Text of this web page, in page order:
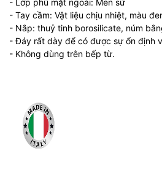
- Lớp phủ mặt ngoài: Men sứ
- Tay cầm: Vật liệu chịu nhiệt, màu
- Nắp: thuỷ tinh borosilicate, núm
- Đáy rất dày để có được sự ổn định
- Không dùng trên bếp từ.